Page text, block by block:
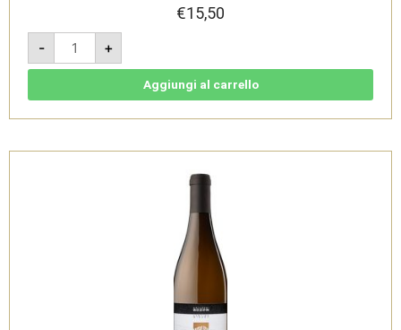
€15,50
-
Pinot
Grigio
2024
-
DOC
di
+
Aggiungi al carrello